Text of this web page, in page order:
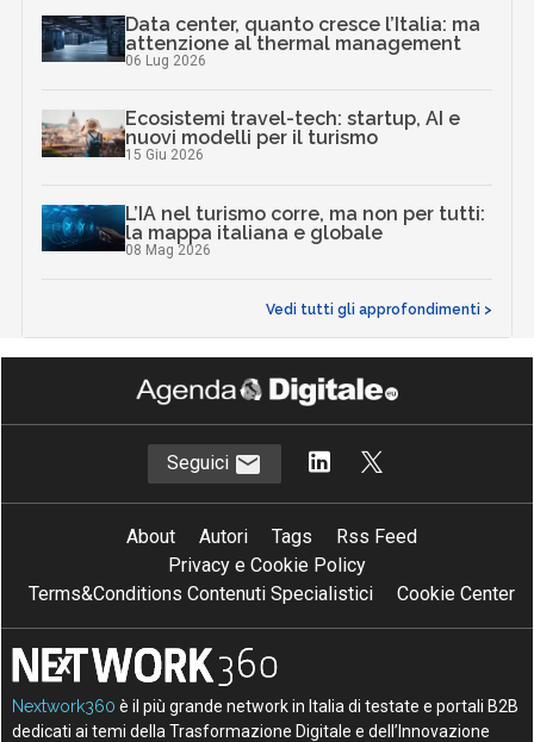
Data center, quanto cresce l’Italia: ma
attenzione al thermal management
06 Lug 2026
Ecosistemi travel-tech: startup, AI e
nuovi modelli per il turismo
15 Giu 2026
L’IA nel turismo corre, ma non per tutti:
la mappa italiana e globale
08 Mag 2026
Vedi tutti gli approfondimenti >
Seguici
About Autori Tags
Rss Feed
Privacy e Cookie Policy
Terms&Conditions Contenuti Specialistici
Cookie Center
Nextwork360 è il più grande network in Italia di testate e portali B2B
dedicati ai temi della Trasformazione Digitale e dell’Innovazione